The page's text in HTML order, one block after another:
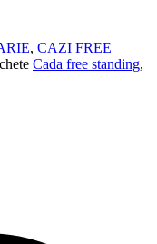
, CAZI FREE
Cada free standing,